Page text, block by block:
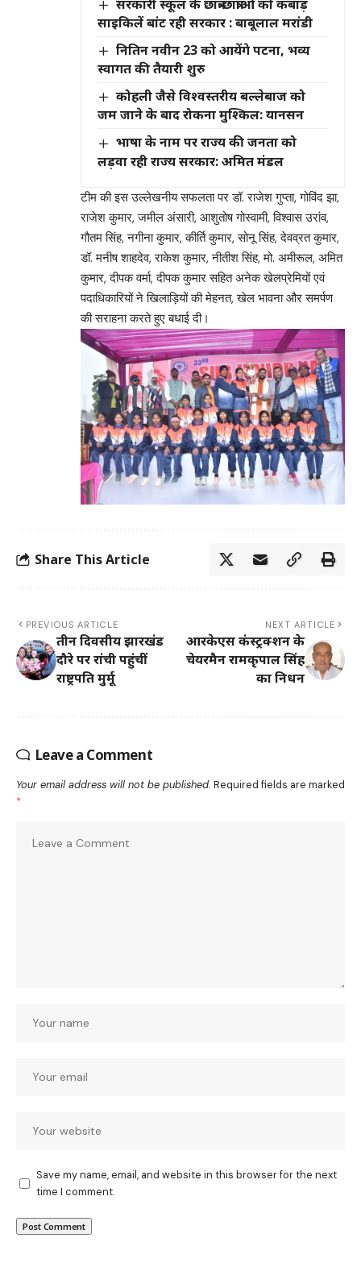
सरकारी स्कूल के छात्र-छात्राओं को कबाड़
साइकिलें बांट रही सरकार : बाबूलाल मरांडी
नितिन नवीन 23 को आयेंगे पटना, भव्य
स्वागत की तैयारी शुरु
कोहली जैसे विश्वस्तरीय बल्लेबाज को
जम जाने के बाद रोकना मुश्किल: यानसन
भाषा के नाम पर राज्य की जनता को
लड़वा रही राज्य सरकार: अमित मंडल
टीम की इस उल्लेखनीय सफलता पर डॉ. राजेश गुप्ता, गोविंद झा,
राजेश कुमार, जमील अंसारी, आशुतोष गोस्वामी, विश्वास उरांव,
गौतम सिंह, नगीना कुमार, कीर्ति कुमार, सोनू सिंह, देवव्रत कुमार,
डॉ. मनीष शाहदेव, राकेश कुमार, नीतीश सिंह, मो. अमीरूल, अमित
कुमार, दीपक वर्मा, दीपक कुमार सहित अनेक खेलप्रेमियों एवं
पदाधिकारियों ने खिलाड़ियों की मेहनत, खेल भावना और समर्पण
की सराहना करते हुए बधाई दी।
Share This Article
PREVIOUS ARTICLE
तीन दिवसीय झारखंड
दौरे पर रांची पहुंचीं
राष्ट्रपति मुर्मू
NEXT ARTICLE
आरकेएस कंस्ट्रक्शन के
चेयरमैन रामकृपाल सिंह
का निधन
Leave a Comment
Your email address will not be published. Required fields are marked
*
Save my name, email, and website in this browser for the next
time I comment.